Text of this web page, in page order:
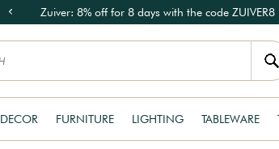
Zuiver: 8% off for 8 days with the code ZUIVER8
DECOR FURNITURE LIGHTING TABLEWARE